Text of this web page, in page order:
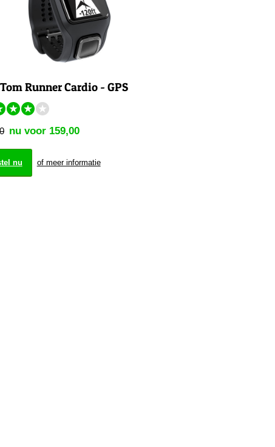
Runner Cardio - GPS
★ ★ ★
nu voor 159,00
nu of meer informatie